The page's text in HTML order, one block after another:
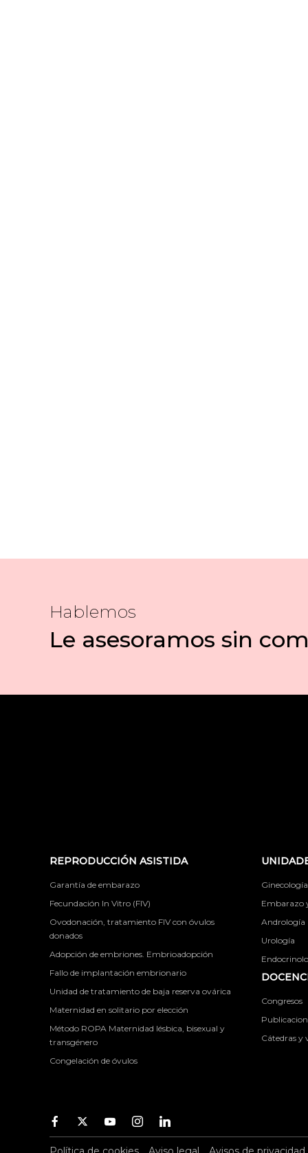
Hablemos
Le asesoramos sin
REPRODUCCIÓN ASISTIDA
Garantía de embarazo
Fecundación In Vitro (FIV)
Ovodonación, tratamiento FIV con óvulos
donados
Adopción de embriones. Embrioadopción
Fallo de implantación embrionario
Unidad de tratamiento de baja reserva ovárica
Maternidad en solitario por elección
Método ROPA Maternidad lésbica, bisexual y
transgénero
Congelación de óvulos
Ginecología
Embarazo
Andrología
Urología
Congresos
Cátedras y
Facebook
TwitterYoutubeInstagramYoutube